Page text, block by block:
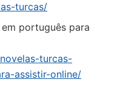
turcas/
português para
turcas-
assistir-online/